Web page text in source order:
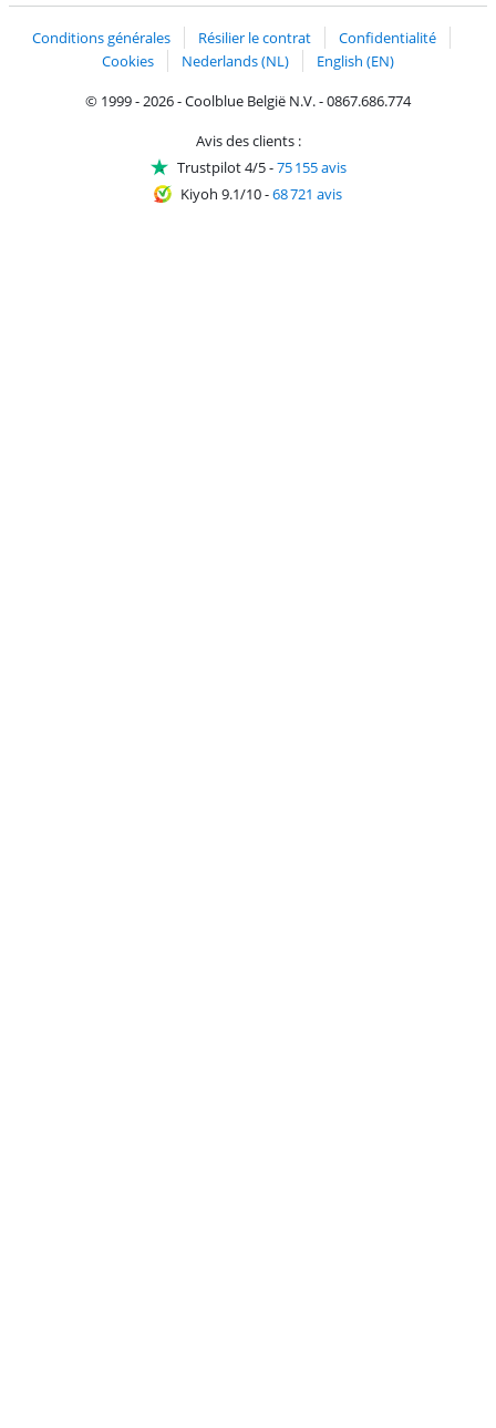
Conditions générales Résilier le contrat
Confidentialité
Cookies
Nederlands (NL)
English (EN)
© 1999 - 2026 - Coolblue België N.V. - 0867.686.774
Avis des clients :
Trustpilot 4/5-75 155 avis
Kiyoh 9.1/10-68 721 avis